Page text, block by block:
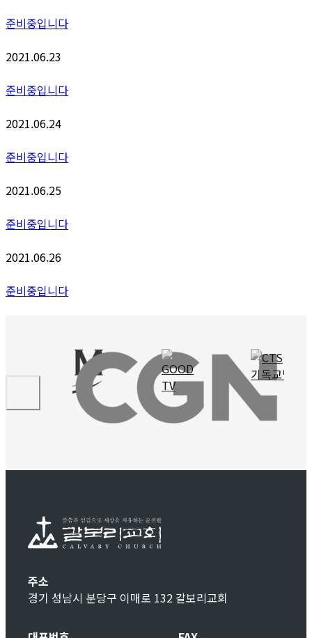
준비중입니다
2021.06.23
준비중입니다
2021.06.24
준비중입니다
2021.06.25
준비중입니다
2021.06.26
준비중입니다
주소
경기 성남시 분당구 이매로 132 갈보리교회